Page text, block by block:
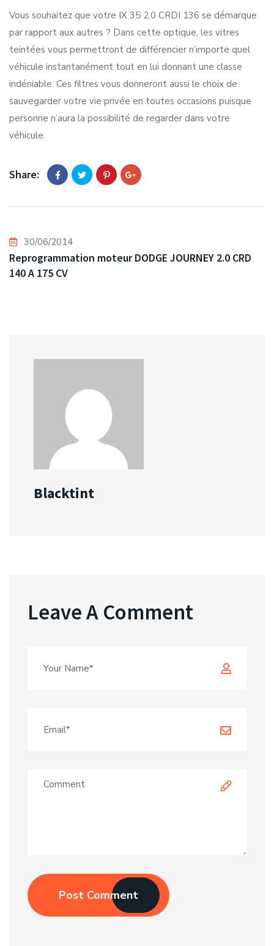
Vous souhaitez que votre IX 35 2.0 CRDI 136 se démarque
par rapport aux autres ? Dans cette optique, les vitres
teintées vous permettront de différencier n’importe quel
véhicule instantanément tout en lui donnant une classe
indéniable. Ces filtres vous donneront aussi le choix de
sauvegarder votre vie privée en toutes occasions puisque
personne n’aura la possibilité de regarder dans votre
véhicule.
Share:
30/06/2014
Reprogrammation moteur DODGE JOURNEY 2.0 CRD
140 A 175 CV
Blacktint
Leave A Comment
Post Comment